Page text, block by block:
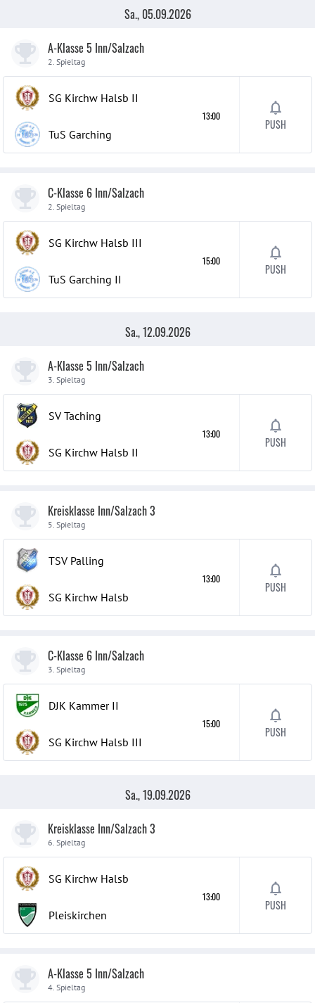
Sa., 05.09.2026
A-Klasse 5 Inn/Salzach
2. Spieltag
SG Kirchw Halsb II
TuS Garching
13:00
PUSH
C-Klasse 6 Inn/Salzach
2. Spieltag
SG Kirchw Halsb III
TuS Garching II
15:00
PUSH
Sa., 12.09.2026
A-Klasse 5 Inn/Salzach
3. Spieltag
SV Taching
SG Kirchw Halsb II
13:00
PUSH
Kreisklasse Inn/Salzach 3
5. Spieltag
TSV Palling
SG Kirchw Halsb
13:00
PUSH
C-Klasse 6 Inn/Salzach
3. Spieltag
DJK Kammer II
SG Kirchw Halsb III
15:00
PUSH
Sa., 19.09.2026
Kreisklasse Inn/Salzach 3
6. Spieltag
SG Kirchw Halsb
Pleiskirchen
13:00
PUSH
A-Klasse 5 Inn/Salzach
4. Spieltag